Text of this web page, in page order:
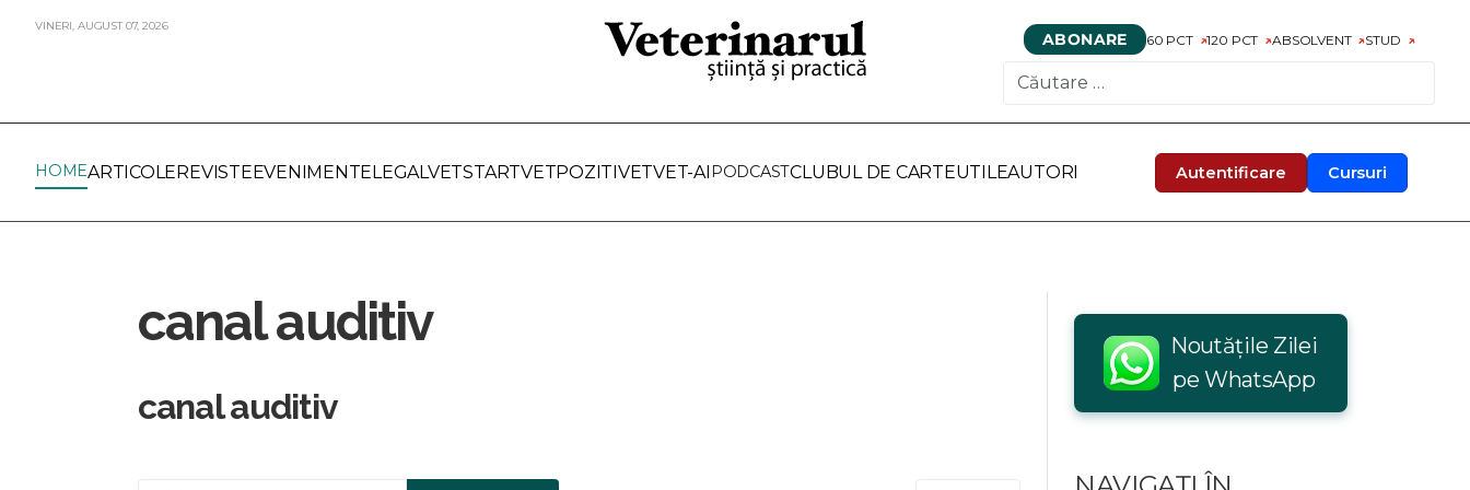
VINERI, AUGUST07,2026
ABONARE 60 PCT 120 PCT ABSOLVENT STUD
Autentificare Cursuri
HOMEARTICOLEREVISTEEVENIMENTELEGALVETSTARTVETPOZITIVETVET-AIPODCASTCLUBUL DE CARTEUTILEAUTORI
canal auditiv
canal auditiv
Noutățile Zilei
pe WhatsApp